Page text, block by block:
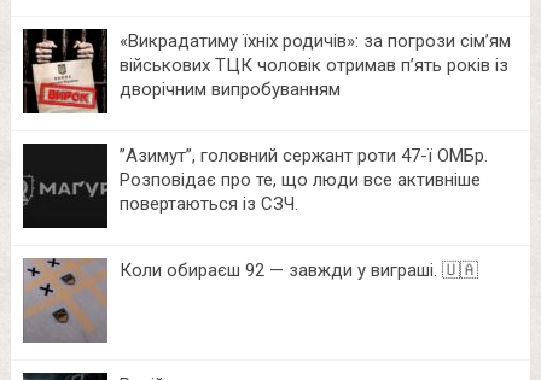
«Викрадатиму їхніх родичів»: за погрози сім’ям
військових ТЦК чоловік отримав п’ять років із
дворічним випробуванням
⁨”Азимут”, головний сержант роти 47-ї ОМБр.
Розповідає про те, що люди все активніше
повертаються із СЗЧ.
Коли обираєш 92 — завжди у виграші. 🇺🇦